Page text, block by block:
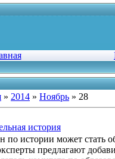
» 2014 » Ноябрь » 28
история
по истории может стать
предлагают